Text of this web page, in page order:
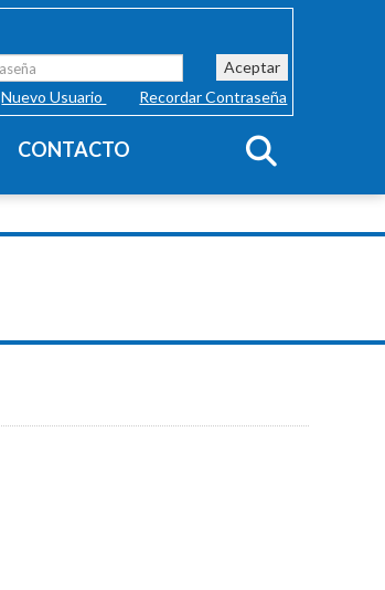
Aceptar
Nuevo Usuario
Recordar Contraseña
CONTACTO